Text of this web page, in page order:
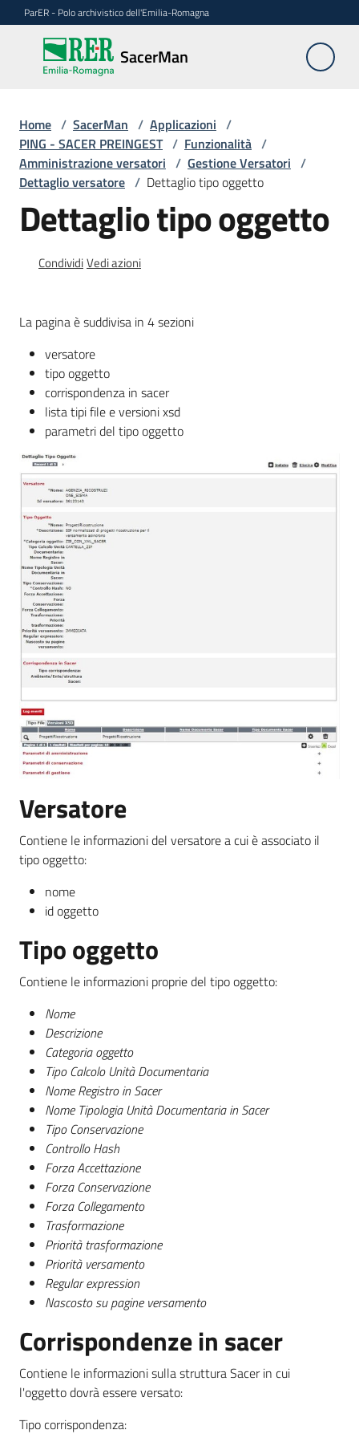
Vai al contenuto
Vai alla navigazione
Vai al footer
ParER - Polo archivistico dell'Emilia-Romagna
SacerMan
SacerMan
Applicazioni
Menu selezionato
Evolutive
FAQ
ParER -
Polo
archivistico
Polo archivistico
Archivio storico
Conservazione
Argomenti
Home / SacerMan / Applicazioni /
PING - SACER PREINGEST / Funzionalità /
Amministrazione versatori / Gestione Versatori /
Dettaglio versatore / Dettaglio tipo oggetto
Dettaglio tipo oggetto
CondividiVedi azioni
La pagina è suddivisa in 4 sezioni
versatore
tipo oggetto
corrispondenza in sacer
lista tipi file e versioni xsd
parametri del tipo oggetto
Versatore
Contiene le informazioni del versatore a cui è associato il
tipo oggetto:
nome
id oggetto
Tipo oggetto
Contiene le informazioni proprie del tipo oggetto:
Nome
Descrizione
Categoria oggetto
Tipo Calcolo Unità Documentaria
Nome Registro in Sacer
Nome Tipologia Unità Documentaria in Sacer
Tipo Conservazione
Controllo Hash
Forza Accettazione
Forza Conservazione
Forza Collegamento
Trasformazione
Priorità trasformazione
Priorità versamento
Regular expression
Nascosto su pagine versamento
Corrispondenze in sacer
Contiene le informazioni sulla struttura Sacer in cui
l'oggetto dovrà essere versato:
Tipo corrispondenza: